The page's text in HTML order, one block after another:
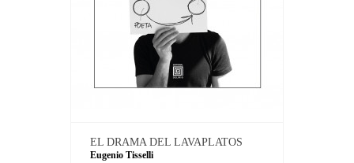
EL DRAMA DEL LAVAPLATOS
Eugenio Tisselli